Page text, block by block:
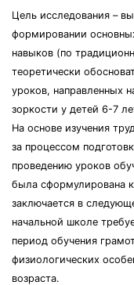
Цель исследования –
формировании
навыков (по
теоретически
уроков, направленных
зоркости у детей 6-7
На основе изучения
за процессом
проведению уроков
была сформулирована
заключается в
начальной школе
период обучения
физиологических
возраста.